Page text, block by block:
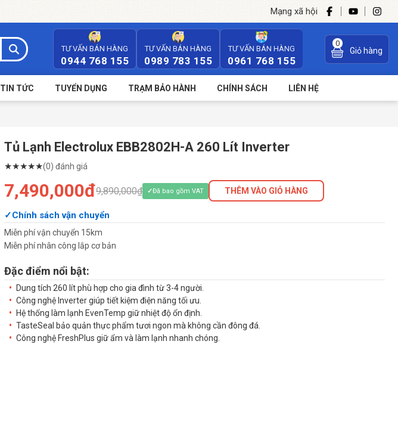
Mạng xã hội
TƯ VẤN BÁN HÀNG
0944 768 155
TƯ VẤN BÁN HÀNG
0989 783 155
TƯ VẤN BÁN HÀNG
0961 768 155
0
Giỏ hàng
TIN TỨC TUYỂN DỤNG TRẠM BẢO HÀNH CHÍNH SÁCH LIÊN HỆ
Tủ Lạnh Electrolux EBB2802H-A 260 Lít Inverter
★★★★★(0) đánh giá
7,490,000đ9,890,000₫ Đã bao gồm VAT THÊM VÀO GIỎ HÀNG
Chính sách vận chuyển
Miễn phí vận chuyển 15km
Miễn phí nhân công lắp cơ bản
Đặc điểm nổi bật:
Dung tích 260 lít phù hợp cho gia đình từ 3-4 người.
Công nghệ Inverter giúp tiết kiệm điện năng tối ưu.
Hệ thống làm lạnh EvenTemp giữ nhiệt độ ổn định.
TasteSeal bảo quản thực phẩm tươi ngon mà không cần đông đá.
Công nghệ FreshPlus giữ ẩm và làm lạnh nhanh chóng.